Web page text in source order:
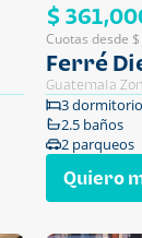
$
Cuotas desde
Ferré
Guatemala
3
2.5 baños
2 parqueos
Quiero